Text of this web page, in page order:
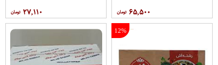
۶۵,۵۰۰ ۲۷,۱۱۰
12%